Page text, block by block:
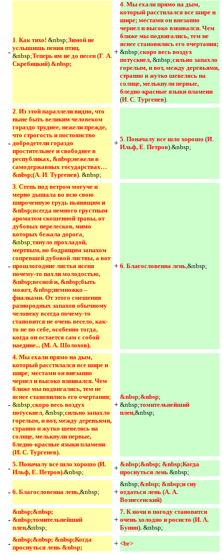
-
1. Как тихо! &nbsp;Зимой не
&nbsp;Теперь им не до песен (Г. А.
Скребицкий).&nbsp;
+
4. Мы ехали прямо на дым,
который расстилался все шире и
шире; местами он внезапно
чернел и высоко взвивался. Чем
ближе мы подвигались, тем не
&nbsp;скоро весь воздух
потускнел, &nbsp;сильно запахло
горелым, и вот, между деревьями,
странно и жутко шевелясь на
солнце, мелькнули первые,
(И. С. Тургенев).
-
2. Из этой параллели видно, что
ныне быть великим человеком
гораздо труднее, нежели прежде,
что строгость и постоянство
добродетели гораздо
простительнее и свободнее в
республиках, &nbsp;нежели в
самодержавных государствах…
&nbsp;(А. И. Тургенев). &nbsp;
+ 5. Поначалу все шло хорошо (И.
Ильф, Е. Петров).&nbsp;
-
3. Степь под ветром могуче и
мерно дышала во всю свою
широченную грудь пьянящим и
&nbsp;всегда немного грустным
ароматом скошенной травы, от
дубовых перелесков, мимо
которых бежала дорога,
&nbsp;тянуло прохладой,
мертвым, но бодрящим запахом
сопревшей дубовой листвы, а вот
прошлогодние листья ясеня
почему-то пахли молодостью,
&nbsp;весной и, &nbsp;быть
может, &nbsp;немножко –
фиалками. От этого смешения
разнородных запахов обычному
человеку всегда почему-то
становится не очень весело, как-
то не по себе, особенно тогда,
когда он остается сам с собой
наедине... (М. А. Шолохов).
+ 6. Благословенна лень,&nbsp;
-
4. Мы ехали прямо на дым,
который расстилался все шире и
шире; местами он внезапно
чернел и высоко взвивался. Чем
ближе мы подвигались, тем не
яснее становились его очертания;
&nbsp;скоро весь воздух
потускнел, &nbsp;сильно запахло
горелым, и вот, между деревьями,
странно и жутко шевелясь на
солнце, мелькнули первые,
бледно-красные языки пламени
(И. С. Тургенев).
+
&nbsp;&nbsp;
&nbsp;томительнейший
плен,&nbsp;
- 5. Поначалу все шло хорошо (И.
Ильф, Е. Петров).&nbsp; + &nbsp;&nbsp; &nbsp;Когда
проснуться лень &nbsp;
- 6. Благословенна лень,&nbsp; +
&nbsp;&nbsp; &nbsp;и сну
отдаться лень (А. А.
Вознесенский)
-
&nbsp;&nbsp;
&nbsp;томительнейший
плен,&nbsp;
+
7. К ночи в погоду становится
очень холодно и росисто (И. А.
Бунин). &nbsp;
- &nbsp;&nbsp; &nbsp;Когда
проснуться лень &nbsp;
+ <br>